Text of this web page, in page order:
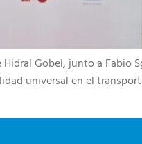
Gobel, junto a Fabio
universal en el